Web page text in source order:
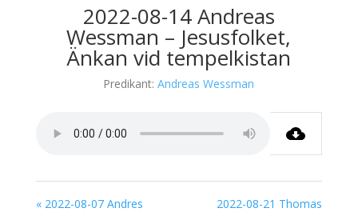
2022-08-14 Andreas
Wessman – Jesusfolket,
Änkan vid tempelkistan
Predikant: Andreas Wessman
« 2022-08-07 Andres
2022-08-21 Thomas